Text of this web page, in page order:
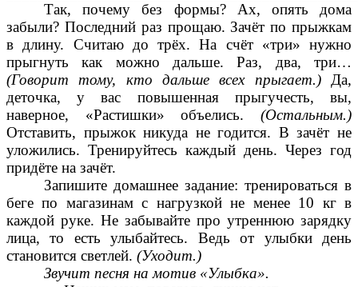
Так, почему без формы? Ах, опять дома
забыли? Последний раз прощаю. Зачёт по прыжкам
в длину. Считаю до трёх. На счёт «три» нужно
прыгнуть как можно дальше. Раз, два, три…
(Говорит тому, кто дальше всех прыгает.)Да,
деточка, у вас повышенная прыгучесть, вы,
наверное, «Растишки» объелись. (Остальным.)
Отставить, прыжок никуда не годится. В зачёт не
уложились. Тренируйтесь каждый день. Через год
придёте на зачёт.
Запишите домашнее задание: тренироваться в
беге по магазинам с нагрузкой не менее 10 кг в
каждой руке. Не забывайте про утреннюю зарядку
лица, то есть улыбайтесь. Ведь от улыбки день
становится светлей. (Уходит.)
Звучит песня на мотив «Улыбка».